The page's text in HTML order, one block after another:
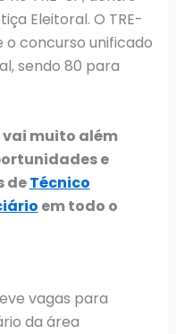
Eleitoral. O TRE-
o concurso unificado
sendo 80 para
muito além
e
deTécnico
em todo o
vagas para
da área